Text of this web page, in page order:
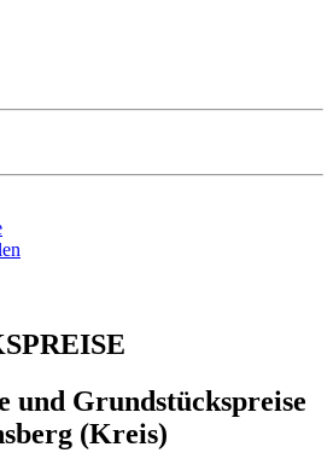
und Grundstückspreise
(Kreis)